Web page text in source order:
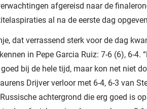
afgereisd naar de
al na de eerste dag
dat verrassend sterk voor de dag
in Pepe Garcia Ruiz: 7-6 (6), 6-4.
bij de hele tijd, maar kon net niet
Drijver verloor met 6-4, 6-3 van
achtergrond die erg goed is